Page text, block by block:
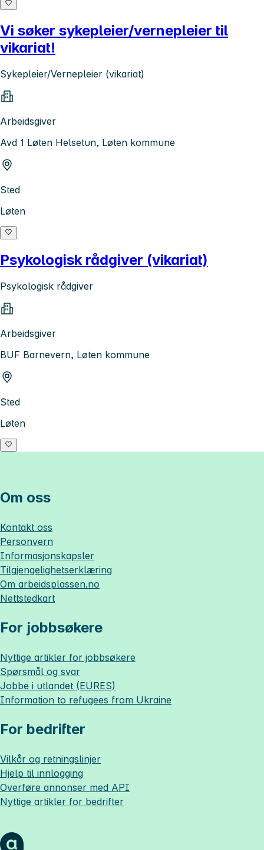
Vi søker sykepleier/vernepleier til
vikariat!
Sykepleier/Vernepleier (vikariat)
Arbeidsgiver
Avd 1 Løten Helsetun, Løten kommune
Sted
Løten
Psykologisk rådgiver (vikariat)
Psykologisk rådgiver
Arbeidsgiver
BUF Barnevern, Løten kommune
Sted
Løten
Om oss
Kontakt oss
Personvern
Informasjonskapsler
Tilgjengelighetserklæring
Om arbeidsplassen.no
Nettstedkart
For jobbsøkere
Nyttige artikler for jobbsøkere
Spørsmål og svar
Jobbe i utlandet (EURES)
Information to refugees from Ukraine
For bedrifter
Vilkår og retningslinjer
Hjelp til innlogging
Overføre annonser med API
Nyttige artikler for bedrifter